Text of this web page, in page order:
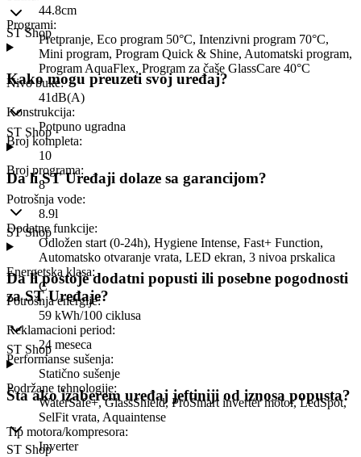
44.8cm
Programi:
Pretpranje, Eco program 50°C, Intenzivni program 70°C,
Mini program, Program Quick & Shine, Automatski program,
Program AquaFlex, Program za čaše GlassCare 40°C
Nivo buke:
41dB(A)
Konstrukcija:
Potpuno ugradna
Broj kompleta:
10
Broj programa:
8
Potrošnja vode:
8.9l
Dodatne funkcije:
Odložen start (0-24h), Hygiene Intense, Fast+ Function,
Automatsko otvaranje vrata, LED ekran, 3 nivoa prskalica
Energetska klasa:
C
Potrošnja energije:
59 kWh/100 ciklusa
Reklamacioni period:
24 meseca
Performanse sušenja:
Statično sušenje
Podržane tehnologije:
WaterSafe+, GlassShield, ProSmart inverter motor, LedSpot,
SelFit vrata, Aquaintense
Tip motora/kompresora:
Inverter
ST Shop
Kako mogu preuzeti svoj uređaj?
ST Shop
Da li ST Uređaji dolaze sa garancijom?
ST Shop
Da li postoje dodatni popusti ili posebne pogodnosti
za ST Uređaje?
ST Shop
Šta ako izaberem uređaj jeftiniji od iznosa popusta?
ST Shop